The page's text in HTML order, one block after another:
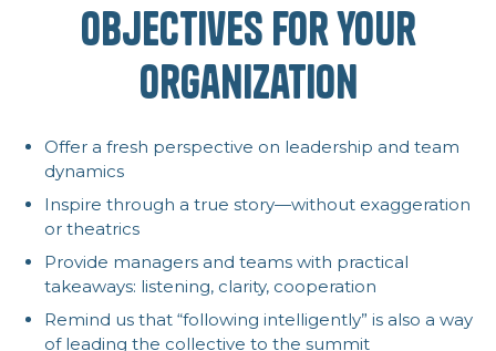
Objectives for your
organization
Offer a fresh perspective on leadership and team
dynamics
Inspire through a true story—without exaggeration
or theatrics
Provide managers and teams with practical
takeaways: listening, clarity, cooperation
Remind us that “following intelligently” is also a way
of leading the collective to the summit